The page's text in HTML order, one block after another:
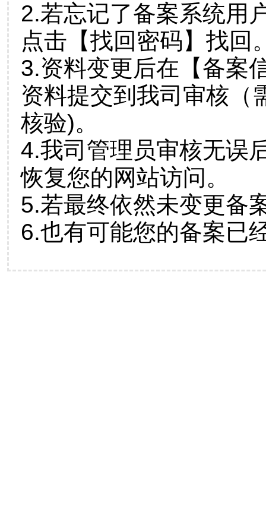
2.若忘记了备案系统用
点击【找回密码】找回
3.资料变更后在【备案
资料提交到我司审核（
核验)。
4.我司管理员审核无误
恢复您的网站访问。
5.若最终依然未变更备
6.也有可能您的备案已